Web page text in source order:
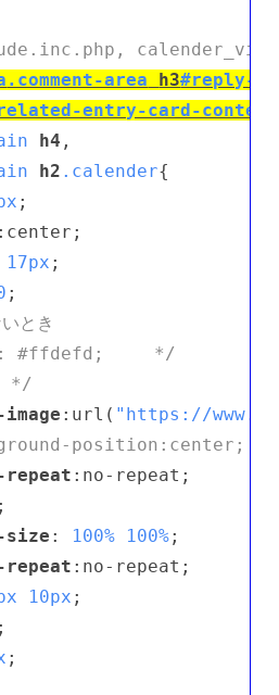
.comment-area h3#reply-
entry-card-content
h4
h2 .calender{
;
:center;
17px ;
とき
#ffdefd;   　*/
*/
:url( "https://
position:center; */
repeat :no-repeat;
;
size : 100% 100%;
repeat :no-repeat;
10px ;
;
;